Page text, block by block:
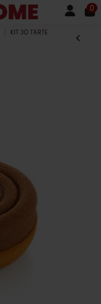
0
KIT 3D TARTE